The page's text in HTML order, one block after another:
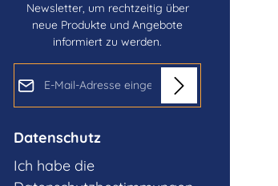
Newsletter, um rechtzeitig über
neue Produkte und Angebote
informiert zu werden.
E-Mail-Adresse*
Datenschutz
Ich habe die